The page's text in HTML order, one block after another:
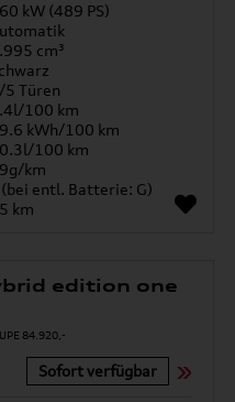
kW (489 PS)
cm³
Türen
100 km
kWh/100 km
100 km
km
(bei entl. Batterie: G)
km
edition one
Sofort verfügbar